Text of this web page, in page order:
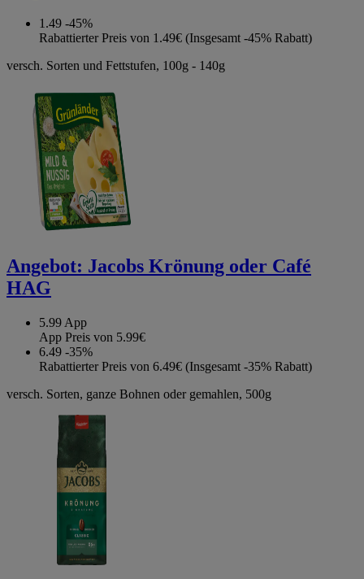
1.49 -45%
Rabattierter Preis von 1.49€ (Insgesamt -45% Rabatt)
versch. Sorten und Fettstufen, 100g - 140g
Angebot: Jacobs Krönung oder Café
HAG
5.99 App
App Preis von 5.99€
6.49 -35%
Rabattierter Preis von 6.49€ (Insgesamt -35% Rabatt)
versch. Sorten, ganze Bohnen oder gemahlen, 500g